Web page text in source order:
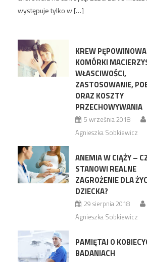
występuje tylko w […]
KREW
KOMÓRKI
WŁASCIWOŚCI,
ZASTOSOWANIE,
ORAZ KOSZTY
PRZECHOWYWANIA
5 września 2018
Agnieszka Sobkiewicz
ANEMIA W CIĄŻY –
STANOWI REALNE
ZAGROŻENIE DLA
DZIECKA?
29 sierpnia 2018
Agnieszka Sobkiewicz
PAMIĘTAJ O
BADANIACH